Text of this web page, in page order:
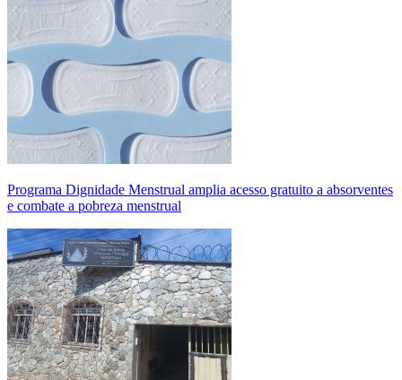
Programa Dignidade Menstrual amplia acesso gratuito a absorventes
e combate a pobreza menstrual